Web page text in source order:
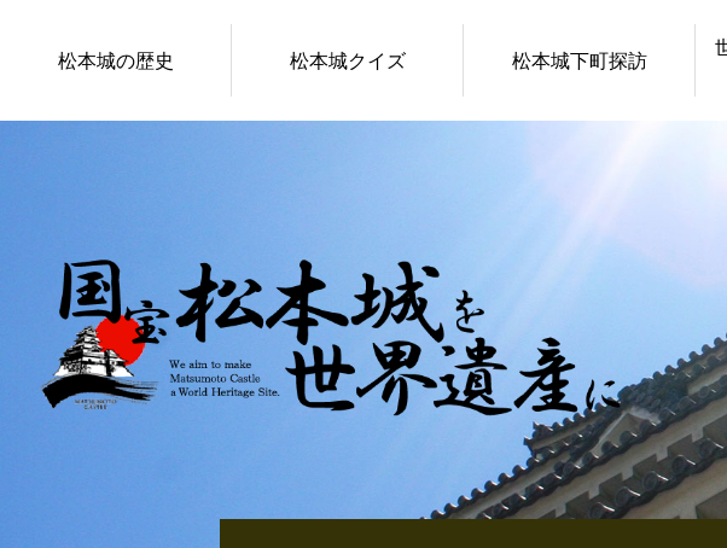
松本城の歴史 松本城クイズ 松本城下町探訪